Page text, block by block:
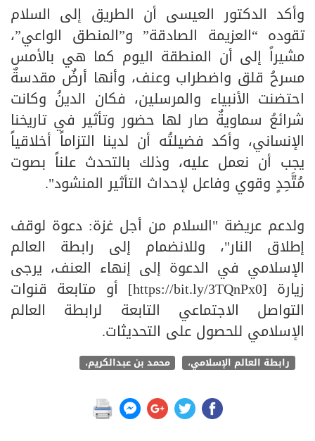
وأكد الدكتور العيسى أن الطريق إلى السلام
تقوده “العزيمة الصادقة” و”المنطق الواعي”،
مشيراً إلى أن المنطقة اليوم كما هي بالأمس
مسرحُ قلق واضطراب وعنف، وأنها أرضٌ مقدسةٌ
احتضنت الأنبياء والمرسلين، فكان الدينُ وكانت
شرائعُ سماويةٌ صار لها حضور وتأثير في تاريخنا
الإنساني، وأكد فضيلتُه أن لدينا التزاماً أخلاقياً
يجب أن نعمل عليه، وذلك بالتحدث علناً بصوت
مُتَّحِدٍ وقوي وفاعل لإحداث التأثير المنشود".
ولدعم عريضة "السلام من أجل غزة: دعوة لوقف
إطلاق النار"، وللانضمام إلى رابطة العالم
الإسلامي في الدعوة إلى إنهاء العنف، يرجى
زيارة [https://bit.ly/3TQnPx0] أو متابعة قنوات
التواصل الاجتماعي التابعة لرابطة العالم
الإسلامي للحصول على التحديثات.
رابطة العالم الإسلامي، محمد بن عبدالكريم،